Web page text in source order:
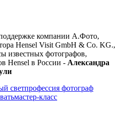
компании А.Фото,
Hensel Visit GmbH & Co. KG.,
известных фотографов,
Hensel в России - Александра
светпрофессия фотограф
мастер-класс